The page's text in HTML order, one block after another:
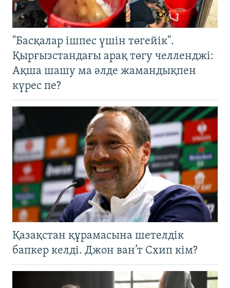
"Басқалар ішпес үшін төгейік".
Қырғызстандағы арақ төгу челленджі:
Ақша шашу ма әлде жамандықпен
күрес пе?
Қазақстан құрамасына шетелдік
бапкер келді. Джон ван’т Схип кім?